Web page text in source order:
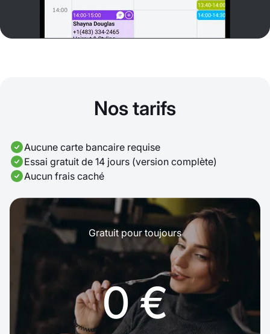
Nos tarifs
Aucune carte bancaire requise
Essai gratuit de 14 jours (version complète)
Aucun frais caché
Gratuit pour toujours
0 €